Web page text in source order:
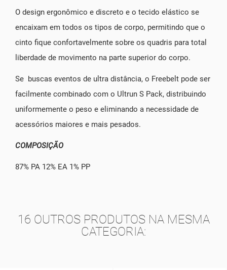
O design ergonômico e discreto e o tecido elástico se
encaixam em todos os tipos de corpo, permitindo que o
cinto fique confortavelmente sobre os quadris para total
liberdade de movimento na parte superior do corpo.
Se buscas eventos de ultra distância, o Freebelt pode ser
facilmente combinado com o Ultrun S Pack, distribuindo
uniformemente o peso e eliminando a necessidade de
acessórios maiores e mais pesados.
COMPOSIÇÃO
87% PA 12% EA 1% PP
16 OUTROS PRODUTOS NA MESMA
CATEGORIA: